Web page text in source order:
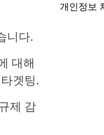
니다.
대해
겟팅.
제 감
개인정보